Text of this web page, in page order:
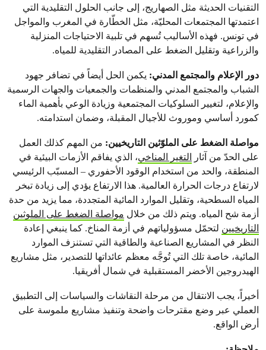
التقنيات الحديثة مثل الصهاريج، إلى جانب الحلول التقليدية التي
اعتمدتها المجتمعات المحليّة، مثل الخطّارة في المغرب والمواجل
في تونس. فهذه الأساليب تُسهم في تلبية الاحتياجات المنزلية
والزراعية وتقليل الضغط على المصادر التقليدية للمياه.
دور الإعلام والمجتمع المدني: يكمن الحل أيضاً في تضافر جهود
الشباب والمجتمع المدني والمنظمات والجمعيات والجهات الرسمية
والإعلام، لتغيير السلوكيات المجتمعية وزيادة الوعي بأهمية الماء
كمورد أساسي وموروث للأجيال المقبلة، وضمان استدامته.
مواصلة الضغط على الملوّثين التاريخيين: من المهم كذلك العمل
على الحدّ من آثار التغير المناخي، الذي يفاقم الأزمات البيئية في
المنطقة، والحد من استخدام الوقود الأحفوري – المسبّب الرئيسي
لارتفاع درجات الحرارة العالمية. هذا الارتفاع يؤدي إلى زيادة تبخر
المياه السطحية، وتقليل الموارد المائية المتجددة، مما يزيد من حدة
أزمة شح المياه. ويتم ذلك من خلال مواصلة الضغط على الملوثين
التاريخيين لتحمّل مسؤولياتهم في أزمة المناخ. كما ينبغي إعادة
النظر في المشاريع الصناعية والطاقية التي تستنزف الموارد
المائية، خاصة تلك التي تُوجَّه معظم عائداتها للتصدير، مثل مشاريع
الهيدروجين الأخضر المستقبلية في شمال أفريقيا.
أخيراً، يجب الانتقال من مرحلة النقاشات والسياسات إلى التطبيق
العملي عبر وضع مقترحات واضحة وتنفيذ مشاريع ملموسة على
أرض الواقع.